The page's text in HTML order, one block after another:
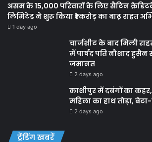
असम के 15,000 परिवारों के लिए सैटिन
लिमिटेड ने शुरू किया ₹1 करोड़ का बाढ़ राहत
1 day ago
चार्जशीट के बाद मिली
में पार्षद पति नौशाद हुसैन
जमानत
2 days ago
काशीपुर में दबंगों का
महिला का हाथ तोड़ा,
2 days ago
ट्रेंडिंग खबरें